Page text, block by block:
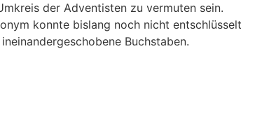
der Adventisten zu vermuten sein.
konnte bislang noch nicht entschlüsselt
Buchstaben.